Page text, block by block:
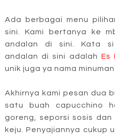
Ada berbagai menu
sini. Kami bertanya ke
andalan di sini. Kata si
andalan di sini adalah Es
unik juga ya nama
Akhirnya kami pesan dua
satu buah capucchino
goreng, seporsi sosis
keju. Penyajiannya cukup